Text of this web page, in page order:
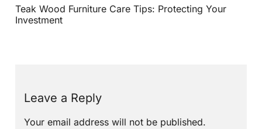
Teak Wood Furniture Care Tips: Protecting Your
Investment
Leave a Reply
Your email address will not be published.